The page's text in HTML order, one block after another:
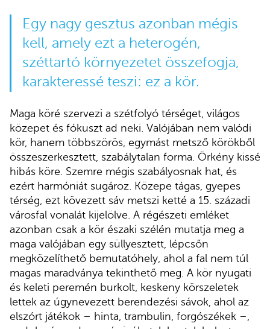
Egy nagy gesztus azonban mégis
kell, amely ezt a heterogén,
széttartó környezetet összefogja,
karakteressé teszi: ez a kör.
Maga köré szervezi a szétfolyó térséget, világos
közepet és fókuszt ad neki. Valójában nem valódi
kör, hanem többszörös, egymást metsző körökből
összeszerkesztett, szabálytalan forma. Örkény kissé
hibás köre. Szemre mégis szabályosnak hat, és
ezért harmóniát sugároz. Közepe tágas, gyepes
térség, ezt kövezett sáv metszi ketté a 15. századi
városfal vonalát kijelölve. A régészeti emléket
azonban csak a kör északi szélén mutatja meg a
maga valójában egy süllyesztett, lépcsőn
megközelíthető bemutatóhely, ahol a fal nem túl
magas maradványa tekinthető meg. A kör nyugati
és keleti peremén burkolt, keskeny körszeletek
lettek az úgynevezett berendezési sávok, ahol az
elszórt játékok – hinta, trambulin, forgószékek –,